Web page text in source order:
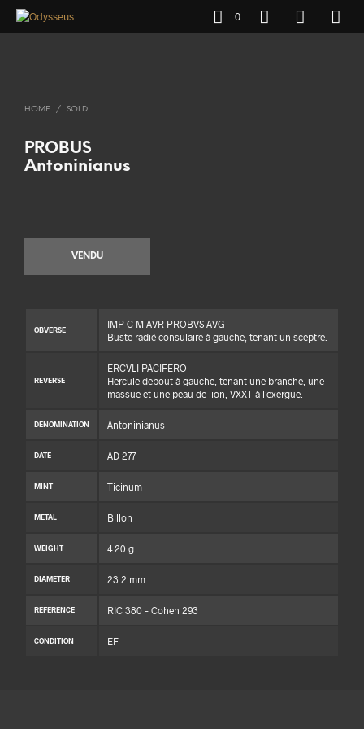
0
HOME / SOLD
PROBUS
Antoninianus
VENDU
OBVERSE
IMP C M AVR PROBVS AVG
Buste radié consulaire à gauche, tenant un sceptre.
REVERSE
ERCVLI PACIFERO
Hercule debout à gauche, tenant une branche, une
massue et une peau de lion, VXXT à l’exergue.
DENOMINATION Antoninianus
DATE AD 277
MINT Ticinum
METAL Billon
WEIGHT 4.20 g
DIAMETER 23.2 mm
REFERENCE RIC 380 – Cohen 293
CONDITION EF